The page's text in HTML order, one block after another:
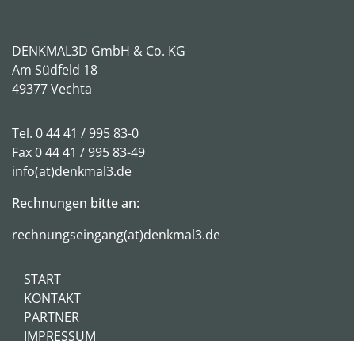
DENKMAL3D GmbH & Co. KG
Am Südfeld 18
49377 Vechta
Tel. 0 44 41 / 995 83-0
Fax 0 44 41 / 995 83-49
info(at)denkmal3.de
Rechnungen bitte an:
rechnungseingang(at)denkmal3.de
START
KONTAKT
PARTNER
IMPRESSUM